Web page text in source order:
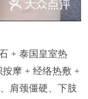
+ 泰国皇室热
摩 + 经络热敷 +
肩颈僵硬、下肢